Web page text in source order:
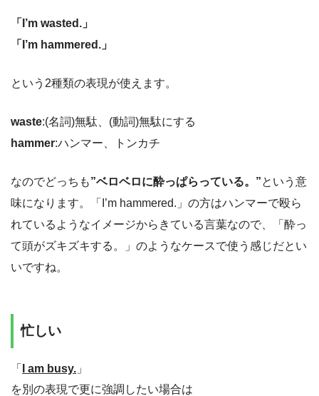
「I’m wasted.」
「I’m hammered.」
という2種類の表現が使えます。
waste:(名詞)無駄、(動詞)無駄にする
hammer:ハンマー、トンカチ
なのでどっちも”ベロベロに酔っぱらっている。”という意
味になります。「I’m hammered.」の方はハンマーで殴ら
れているようなイメージからきている言葉なので、「酔っ
て頭がズキズキする。」のようなケースで使う感じだとい
いですね。
忙しい
「 I am busy. 」
を別の表現で更に強調したい場合は